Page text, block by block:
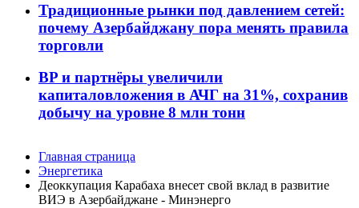
Традиционные рынки под давлением сетей:
почему Азербайджану пора менять правила
торговли
BP и партнёры увеличили
капиталовложения в АЧГ на 31%, сохранив
добычу на уровне 8 млн тонн
Главная страница
Энергетика
Деоккупация Карабаха внесет свой вклад в развитие
ВИЭ в Азербайджане - Минэнерго